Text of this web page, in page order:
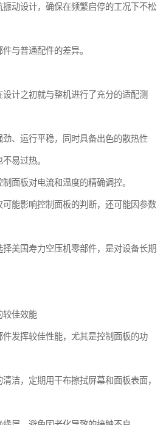
动设计，确保在频繁启停的工况下不松
与普通配件的差异。
计之初就与整机进行了充分的适配测
、运行平稳，同时具备出色的散热性
易过热。
面板对电流和温度的精确调控。
能影响控制面板的判断，还可能因参数
择美国寿力空压机零部件，是对设备长期
较佳效能
发挥较佳性能，尤其是控制面板的功
洁，定期用干布擦拭屏幕和面板表面，